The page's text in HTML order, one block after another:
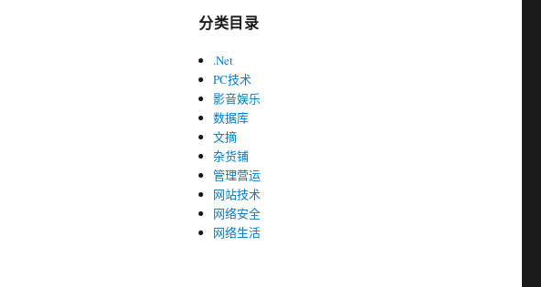
分类目录
.Net
PC技术
影音娱乐
数据库
文摘
杂货铺
管理营运
网站技术
网络安全
网络生活